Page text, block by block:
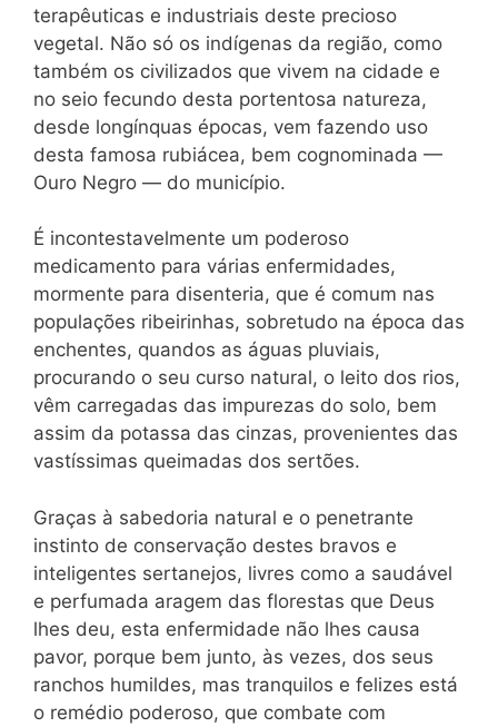
terapêuticas e industriais deste precioso
vegetal. Não só os indígenas da região, como
também os civilizados que vivem na cidade e
no seio fecundo desta portentosa natureza,
desde longínquas épocas, vem fazendo uso
desta famosa rubiácea, bem cognominada —
Ouro Negro — do município.
É incontestavelmente um poderoso
medicamento para várias enfermidades,
mormente para disenteria, que é comum nas
populações ribeirinhas, sobretudo na época das
enchentes, quandos as águas pluviais,
procurando o seu curso natural, o leito dos rios,
vêm carregadas das impurezas do solo, bem
assim da potassa das cinzas, provenientes das
vastíssimas queimadas dos sertões.
Graças à sabedoria natural e o penetrante
instinto de conservação destes bravos e
inteligentes sertanejos, livres como a saudável
e perfumada aragem das florestas que Deus
lhes deu, esta enfermidade não lhes causa
pavor, porque bem junto, às vezes, dos seus
ranchos humildes, mas tranquilos e felizes está
o remédio poderoso, que combate com